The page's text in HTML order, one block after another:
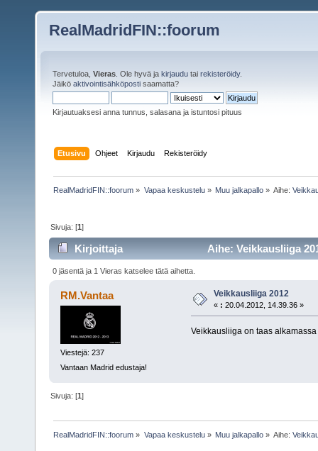
RealMadridFIN::foorum
Tervetuloa, Vieras . Ole hyvä ja kirjaudu tai rekisteröidy.
Jäikö aktivointisähköposti saamatta?
Kirjautuaksesi anna tunnus, salasana ja istuntosi pituus
Etusivu Ohjeet Kirjaudu Rekisteröidy
RealMadridFIN::foorum » Vapaa keskustelu» Muu jalkapallo» Aihe:
Sivuja: [1]
Kirjoittaja Aihe: Veikkausliiga
0 jäsentä ja 1 Vieras katselee tätä aihetta.
RM.Vantaa
Viestejä: 237
Vantaan Madrid edustaja!
Veikkausliiga 2012
« : 20.04.2012, 14.39.36 »
Veikkausliiga on taas
Sivuja: [1]
RealMadridFIN::foorum » Vapaa keskustelu» Muu jalkapallo» Aihe: